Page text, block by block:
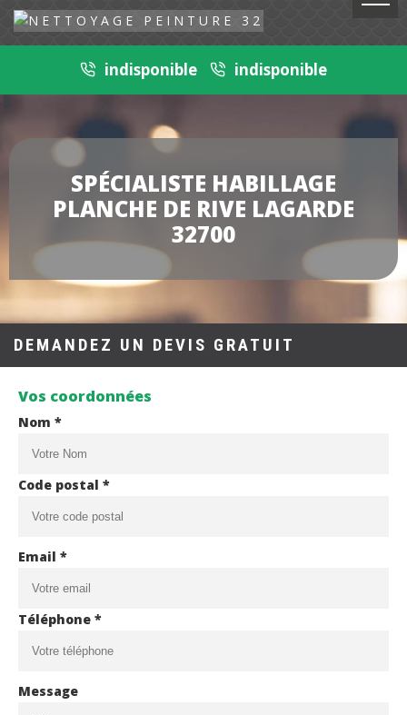
indisponible indisponible
SPÉCIALISTE HABILLAGE
PLANCHE DE RIVE LAGARDE
32700
DEMANDEZ UN DEVIS GRATUIT
Vos coordonnées
Nom *
Code postal *
Email *
Téléphone *
Message